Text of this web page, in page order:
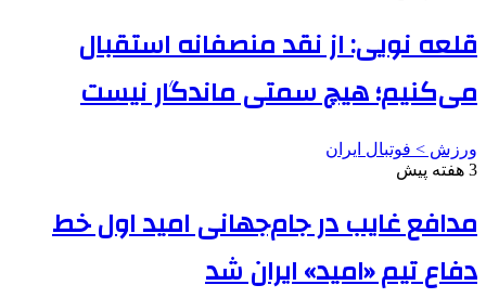
قلعه نویی: از نقد منصفانه استقبال
می‌کنیم؛ هیچ سمتی ماندگار نیست
ورزش > فوتبال ایران
3 هفته پیش
مدافع غایب در جام‌جهانی امید اول خط
دفاع تیم «امید» ایران شد